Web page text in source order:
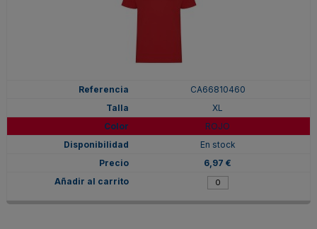
CA66810460
XL
ROJO
En stock
6,97 €